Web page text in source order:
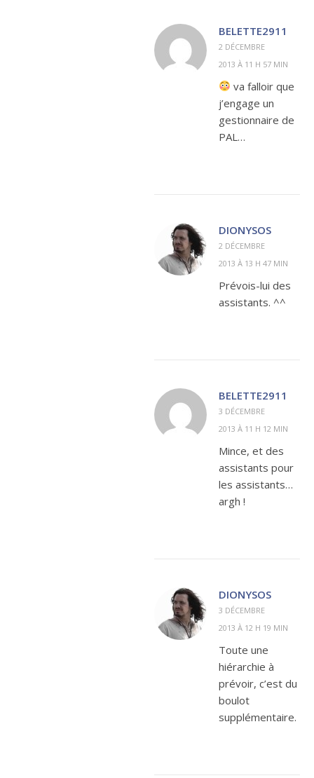
BELETTE2911
2 DÉCEMBRE
2013 À 11 H 57 MIN
va falloir que
j’engage un
gestionnaire de
PAL…
DIONYSOS
2 DÉCEMBRE
2013 À 13 H 47 MIN
Prévois-lui des
assistants. ^^
BELETTE2911
3 DÉCEMBRE
2013 À 11 H 12 MIN
Mince, et des
assistants pour
les assistants…
argh !
DIONYSOS
3 DÉCEMBRE
2013 À 12 H 19 MIN
Toute une
hiérarchie à
prévoir, c’est du
boulot
supplémentaire.